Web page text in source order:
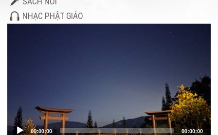
NHẠC PHẬT GIÁO
00:00:00 00:00:00